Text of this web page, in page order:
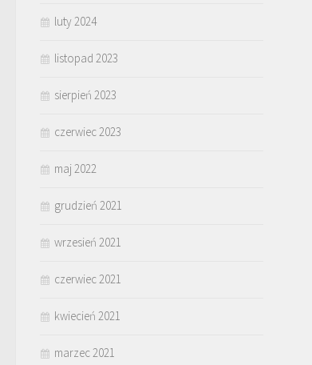
luty 2024
listopad 2023
sierpień 2023
czerwiec 2023
maj 2022
grudzień 2021
wrzesień 2021
czerwiec 2021
kwiecień 2021
marzec 2021